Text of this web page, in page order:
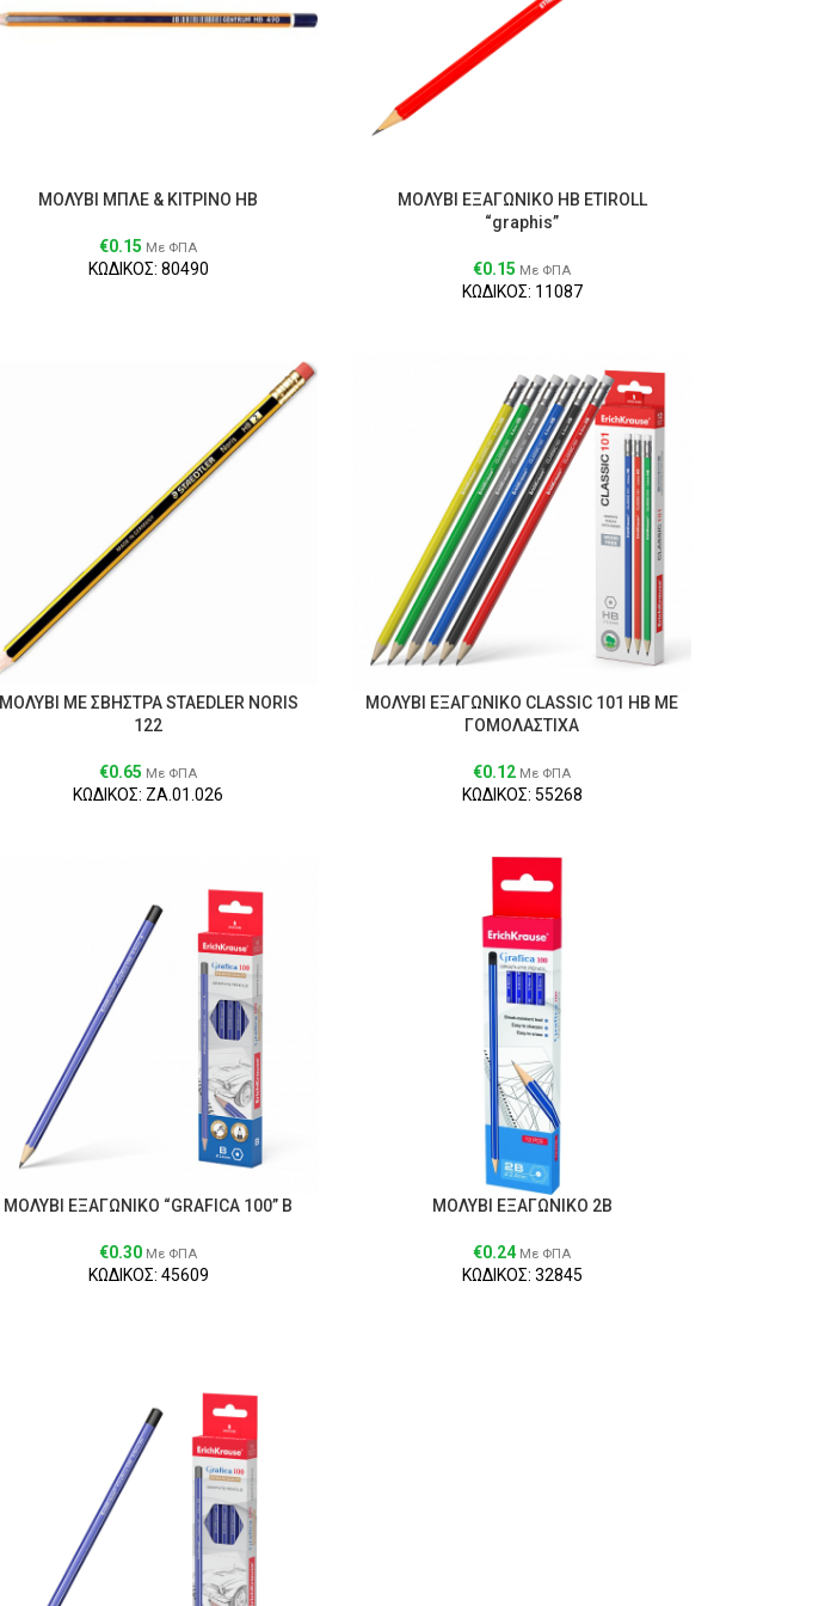
ΜΟΛΥΒΙ ΜΠΛΕ & ΚΙΤΡΙΝΟ ΗΒ
€0.15 Με ΦΠΑ
ΚΩΔΙΚΟΣ: 80490
ΜΟΛΥΒΙ ΕΞΑΓΩΝΙΚΟ HB ETIROLL
“graphis”
€0.15 Με ΦΠΑ
ΚΩΔΙΚΟΣ: 11087
ΜΟΛΥΒΙ ΜΕ ΣΒΗΣΤΡΑ STAEDLER NORIS
122
€0.65 Με ΦΠΑ
ΚΩΔΙΚΟΣ: ΖΑ.01.026
ΜΟΛΥΒΙ ΕΞΑΓΩΝΙΚΟ CLASSIC 101 ΗΒ ΜΕ
ΓΟΜΟΛΑΣΤΙΧΑ
€0.12 Με ΦΠΑ
ΚΩΔΙΚΟΣ: 55268
ΜΟΛΥΒΙ ΕΞΑΓΩΝΙΚΟ “GRAFICA 100” B
€0.30 Με ΦΠΑ
ΚΩΔΙΚΟΣ: 45609
ΜΟΛΥΒΙ ΕΞΑΓΩΝΙΚΟ 2Β
€0.24 Με ΦΠΑ
ΚΩΔΙΚΟΣ: 32845